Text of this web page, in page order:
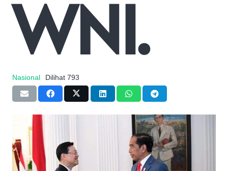
WNI.
Nasional Dilihat 793